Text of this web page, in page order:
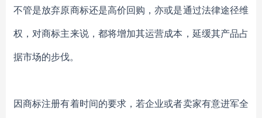
不管是放弃原商标还是高价回购，亦或是通过法律途径维
权，对商标主来说， 都将增加其运营成本，延缓其产品占
据市场的步伐。
因商标注册有着时间的要求，若企业或者卖家有意进军全